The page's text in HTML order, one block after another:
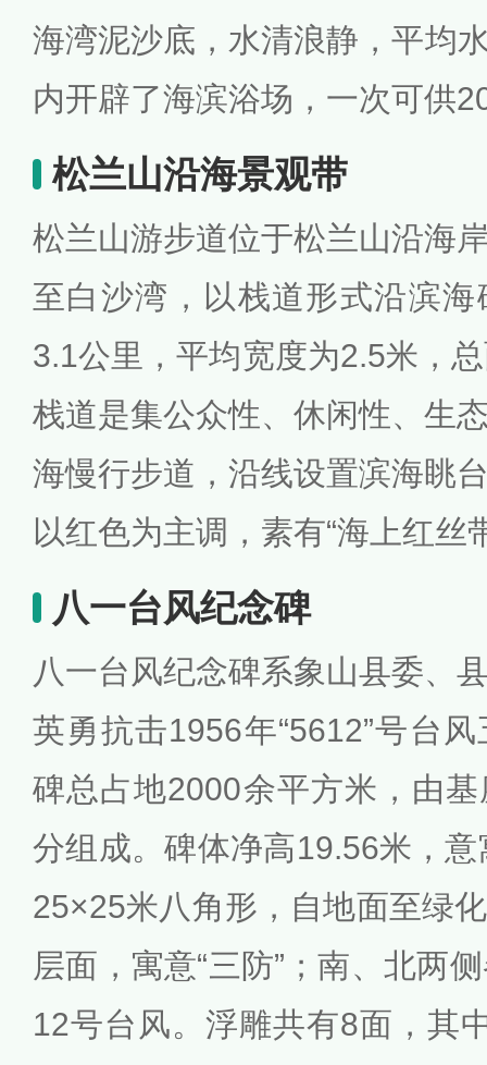
海湾泥沙底，水清浪静，平均
内开辟了海滨浴场，一次可供
松兰山沿海景观带
松兰山游步道位于松兰山沿海
至白沙湾，以栈道形式沿滨
3.1公里，平均宽度为2.5米，
栈道是集公众性、休闲性、生
海慢行步道，沿线设置滨海眺
以红色为主调，素有“海上红丝
八一台风纪念碑
八一台风纪念碑系象山县委、
英勇抗击1956年“5612”号台
碑总占地2000余平方米，由
分组成。碑体净高19.56米，
25×25米八角形，自地面至绿
层面，寓意“三防”；南、北两
12号台风。浮雕共有8面，其